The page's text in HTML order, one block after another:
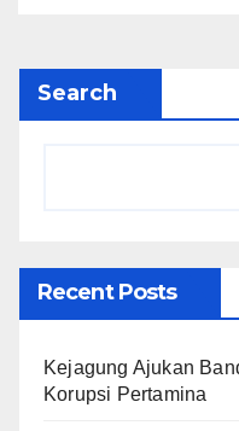
Search
Recent Posts
Kejagung Ajukan
Korupsi Pertamina